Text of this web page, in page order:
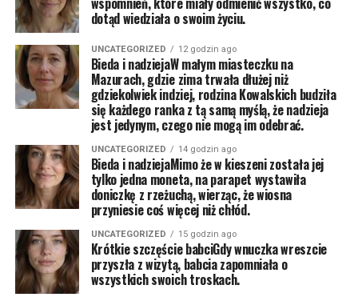
dotąd wiedziała o swoim życiu.
UNCATEGORIZED 12 godzin ago
Bieda i nadziejaW małym miasteczku na
Mazurach, gdzie zima trwała dłużej niż
gdziekolwiek indziej, rodzina Kowalskich budziła
się każdego ranka z tą samą myślą, że nadzieja
jest jedynym, czego nie mogą im odebrać.
UNCATEGORIZED 14 godzin ago
Bieda i nadziejaMimo że w kieszeni została jej
tylko jedna moneta, na parapet wystawiła
doniczkę z rzeżuchą, wierząc, że wiosna
przyniesie coś więcej niż chłód.
UNCATEGORIZED 15 godzin ago
Krótkie szczęście babciGdy wnuczka wreszcie
przyszła z wizytą, babcia zapomniała o
wszystkich swoich troskach.